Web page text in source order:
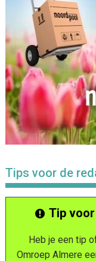
Tips voor de
Tip
Heb je een tip
Omroep Almere